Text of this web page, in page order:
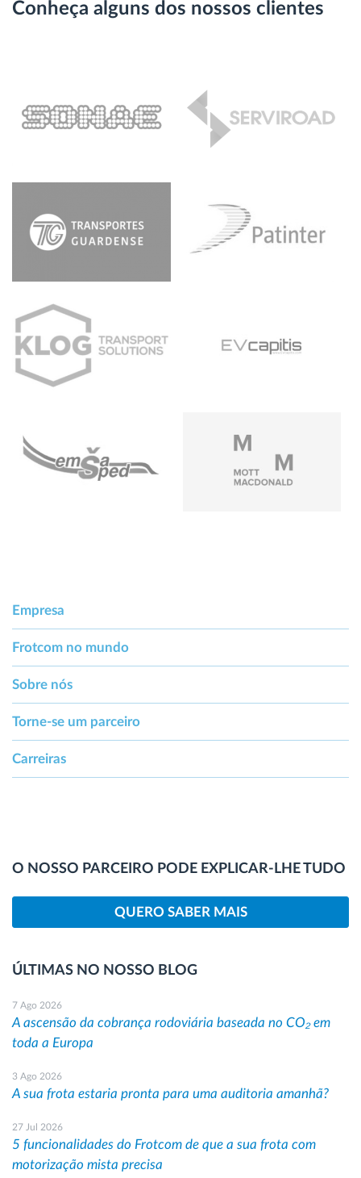
Conheça alguns dos nossos clientes
Empresa
Frotcom no mundo
Sobre nós
Torne-se um parceiro
Carreiras
O NOSSO PARCEIRO PODE EXPLICAR-LHE TUDO
QUERO SABER MAIS
ÚLTIMAS NO NOSSO BLOG
7 Ago 2026
A ascensão da cobrança rodoviária baseada no CO₂ em
toda a Europa
3 Ago 2026
A sua frota estaria pronta para uma auditoria amanhã?
27 Jul 2026
5 funcionalidades do Frotcom de que a sua frota com
motorização mista precisa